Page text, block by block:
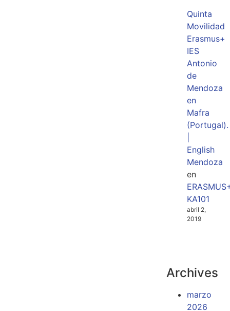
Quinta
Movilidad
Erasmus+
IES
Antonio
de
Mendoza
en
Mafra
(Portugal).
English
Mendoza
en
KA101
abril 2,
2019
Archives
marzo
2026